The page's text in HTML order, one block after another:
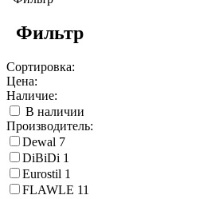
Фильтр
Сортировка:
Цена:
Наличие:
В наличии
Производитель:
Dewal 7
DiBiDi 1
Eurostil 1
FLAWLE 11